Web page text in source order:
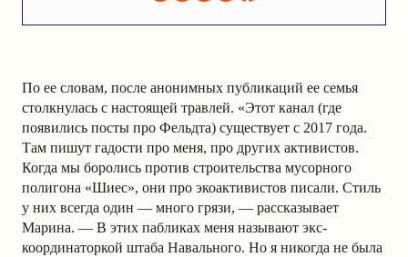
По ее словам, после анонимных публикаций ее семья
столкнулась с настоящей травлей. «Этот канал (где
появились посты про Фельдта) существует с 2017 года.
Там пишут гадости про меня, про других активистов.
Когда мы боролись против строительства мусорного
полигона «Шиес», они про экоактивистов писали. Стиль
у них всегда один — много грязи, — рассказывает
Марина. — В этих пабликах меня называют экс-
координаторкой штаба Навального. Но я никогда не была